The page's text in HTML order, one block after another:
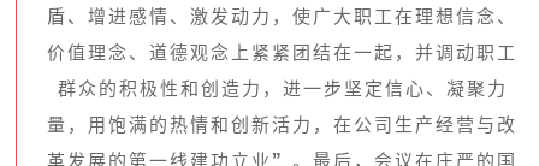
盾、增进感情、激发动力，使广大职工在理想信念、
价值理念、道德观念上紧紧团结在一起，并调动职工
群众的积极性和创造力，进一步坚定信心、凝聚力
量，用饱满的热情和创新活力，在公司生产经营与改
革发展的第一线建功立业”。最后，会议在庄严的国